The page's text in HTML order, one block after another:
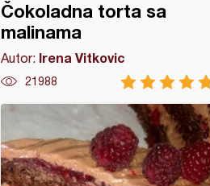
Čokoladna torta sa
malinama
Autor: Irena Vitkovic
21988